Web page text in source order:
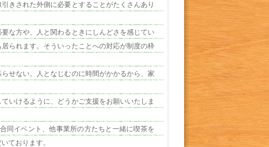
きされた外側に必要とすることがたくさんあり
な方や、人と関わるときにしんどさを感じてい
られます。そういったことへの対応が制度の枠
せない。人となじむのに時間がかかるから、家
いけるように、どうかご支援をお願いいたしま
イベント、他事業所の方たちと一緒に喫茶を
ております。